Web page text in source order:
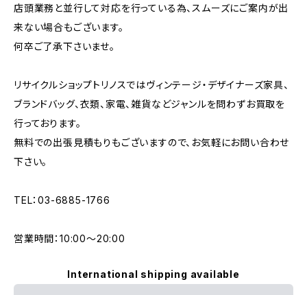
店頭業務と並行して対応を行っている為、スムーズにご案内が出
来ない場合もございます。
何卒ご了承下さいませ。
リサイクルショップトリノスではヴィンテージ・デザイナーズ家具、
ブランドバッグ、衣類、家電、雑貨などジャンルを問わずお買取を
行っております。
無料での出張見積もりもございますので、お気軽にお問い合わせ
下さい。
TEL：03-6885-1766
営業時間：10:00〜20:00
International shipping available